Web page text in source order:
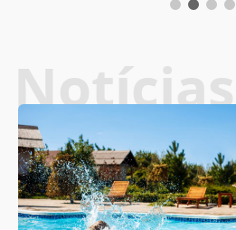
Notícias